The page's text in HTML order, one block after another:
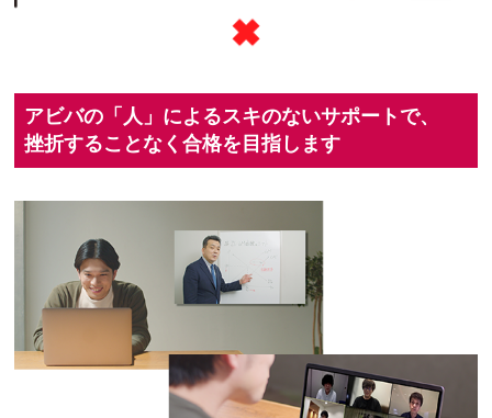
アビバの「人」によるスキのないサポートで、
挫折することなく合格を目指します